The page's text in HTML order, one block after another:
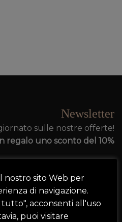
Newsletter
sulle nostre offerte!
regalo uno sconto del 10%
nostro sito Web per
di navigazione.
acconsenti all'uso
puoi visitare